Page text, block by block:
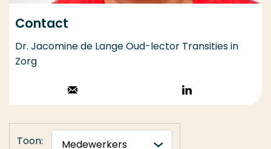
Contact
Dr. Jacomine de Lange Oud-lector Transities in
Zorg
Stuur een email
Volg op
LinkedIn
Toon: